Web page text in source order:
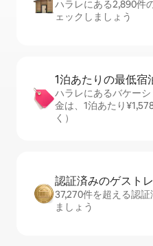
ハラレにある2,890件
ェックしましょう
1泊あたりの最⁠低⁠宿⁠
ハラレにあるバケー
金は、1泊あたり
く）
認証済みのゲ⁠ス⁠ト⁠
37,270件を超える認
ましょう